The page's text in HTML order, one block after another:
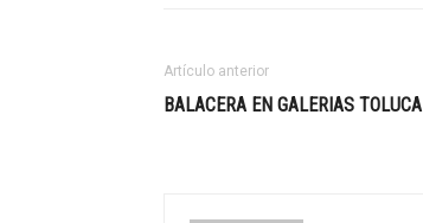
Artículo anterior
BALACERA EN GALERIAS TOLUCA